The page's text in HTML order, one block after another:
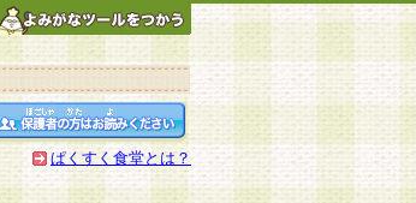
ぱくすく食堂とは？